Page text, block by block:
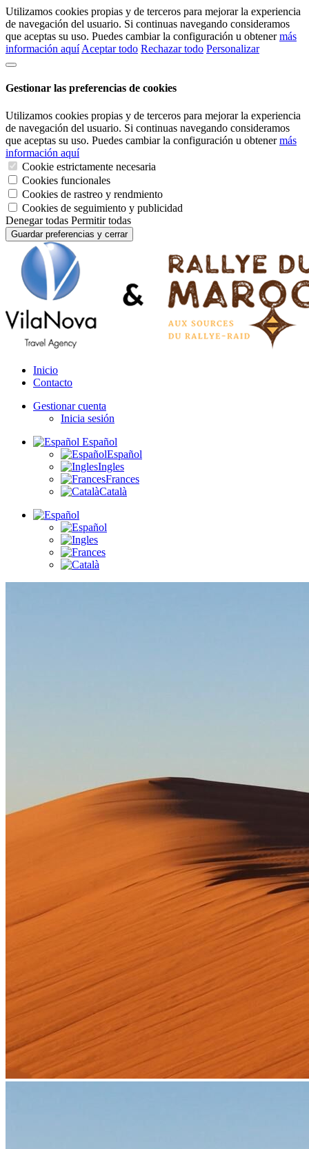
Utilizamos cookies propias y de terceros para mejorar la experiencia
de navegación del usuario. Si continuas navegando consideramos
que aceptas su uso. Puedes cambiar la configuración u obtenermás
información aquí Aceptar todo Rechazar todo Personalizar
Gestionar las preferencias de cookies
Utilizamos cookies propias y de terceros para mejorar la experiencia
de navegación del usuario. Si continuas navegando consideramos
que aceptas su uso. Puedes cambiar la configuración u obtenermás
información aquí
Cookie estrictamente necesaria
Cookies funcionales
Cookies de rastreo y rendmiento
Cookies de seguimiento y publicidad
Denegar todas Permitir todas
Guardar preferencias y cerrar
Inicio
Contacto
Gestionar cuenta
Inicia sesión
Español
Español
Ingles
Frances
Català